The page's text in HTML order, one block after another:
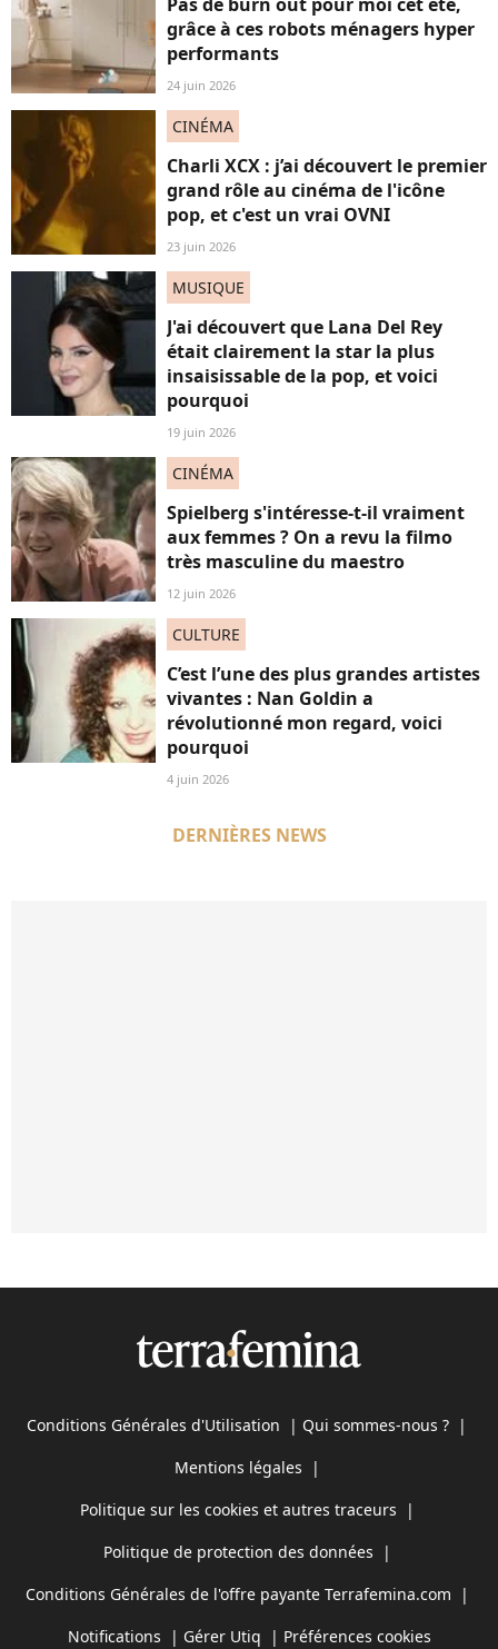
grâce à ces robots ménagers hyper
performants
24 juin 2026
CINÉMA
Charli XCX : j’ai découvert le premier
grand rôle au cinéma de l'icône
pop, et c'est un vrai OVNI
23 juin 2026
MUSIQUE
J'ai découvert que Lana Del Rey
était clairement la star la plus
insaisissable de la pop, et voici
pourquoi
19 juin 2026
CINÉMA
Spielberg s'intéresse-t-il vraiment
aux femmes ? On a revu la filmo
très masculine du maestro
12 juin 2026
CULTURE
C’est l’une des plus grandes artistes
vivantes : Nan Goldin a
révolutionné mon regard, voici
pourquoi
4 juin 2026
DERNIÈRES NEWS
Conditions Générales d'Utilisation | Qui sommes-nous ? |
Mentions légales |
Politique sur les cookies et autres traceurs |
Politique de protection des données |
Conditions Générales de l'offre payante Terrafemina.com |
Notifications | Gérer Utiq | Préférences cookies